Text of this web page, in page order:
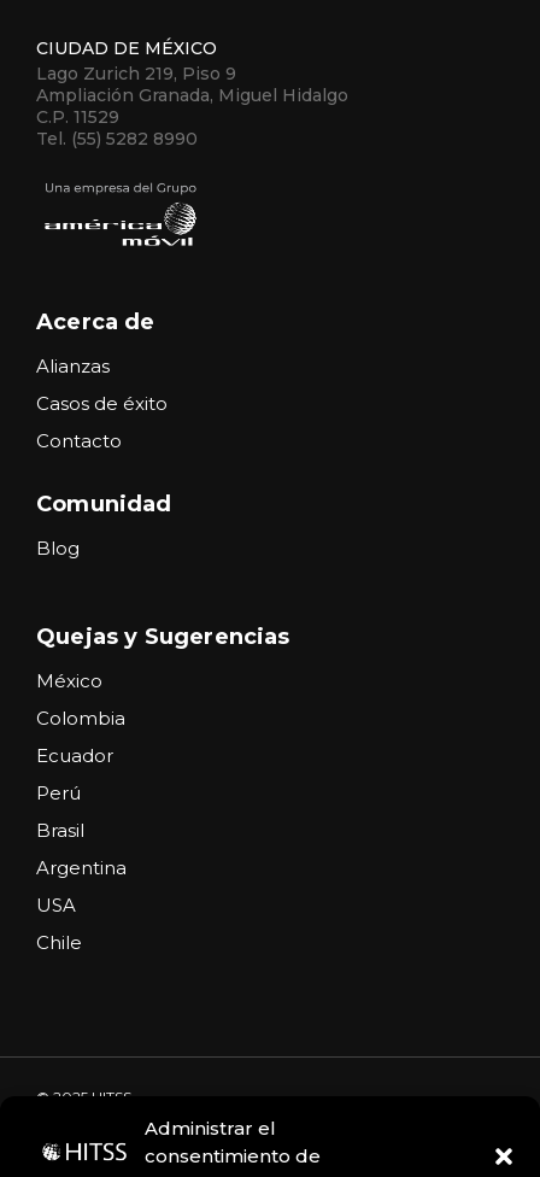
Administrar el
consentimiento de
CIUDAD DE MÉXICO
Lago Zurich 219, Piso 9
Ampliación Granada, Miguel Hidalgo
C.P. 11529
Tel. (55) 5282 8990
Acerca de
Alianzas
Casos de éxito
Contacto
Comunidad
Blog
Quejas y Sugerencias
México
Colombia
Ecuador
Perú
Brasil
Argentina
USA
Chile
© 2025 HITSS